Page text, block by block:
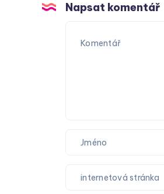
Napsat komentář